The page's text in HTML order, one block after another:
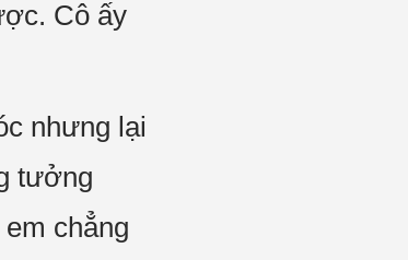
Cô ấy
nhưng lại
tưởng
chẳng